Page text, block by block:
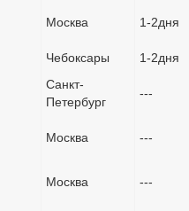
Москва 1-2дня
Чебоксары 1-2дня
Санкт-
Петербург
---
Москва ---
Москва ---